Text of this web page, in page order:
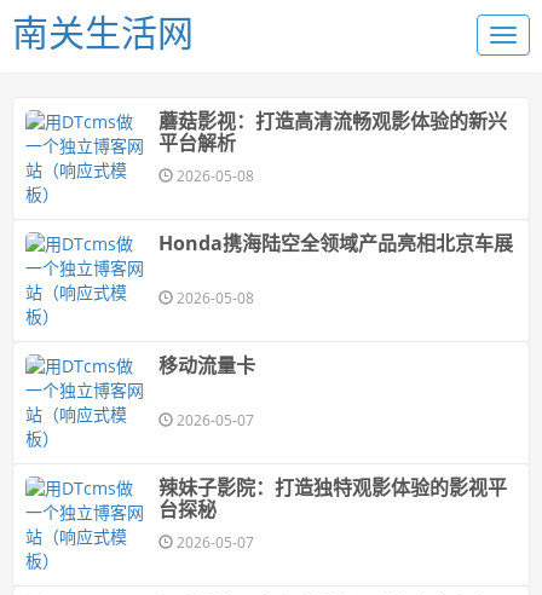
南关生活网
蘑菇影视：打造高清流畅观影体验的新兴
平台解析
2026-05-08
Honda携海陆空全领域产品亮相北京车展
2026-05-08
移动流量卡
2026-05-07
辣妹子影院：打造独特观影体验的影视平
台探秘
2026-05-07